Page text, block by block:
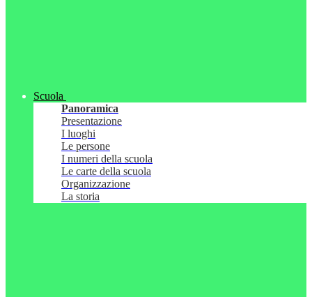
Scuola
Panoramica
Presentazione
I luoghi
Le persone
I numeri della scuola
Le carte della scuola
Organizzazione
La storia